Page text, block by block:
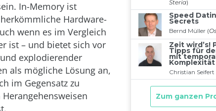
In-Memory ist
Hardware-
wenn es im Vergleich
ist – und bietet sich vor
explodierender
als mögliche Lösung an,
im Gegensatz zu